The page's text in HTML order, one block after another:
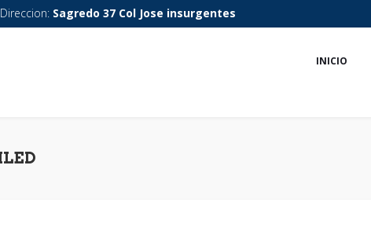
Direccion: Sagredo 37 Col Jose insurgentes
INICIO